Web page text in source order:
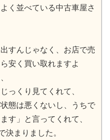
く並べている中古車屋さ
出すんじゃなく、お店で売
安く買い取れますよ
っくり見てくれて、
状態は悪くないし、うちで
す」と言ってくれて、
決まりました。